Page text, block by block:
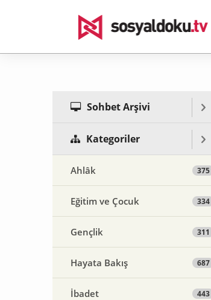
Sohbet Arşivi
Kategoriler
Ahlâk 375
Eğitim ve Çocuk 334
Gençlik 311
Hayata Bakış 687
İbadet 443